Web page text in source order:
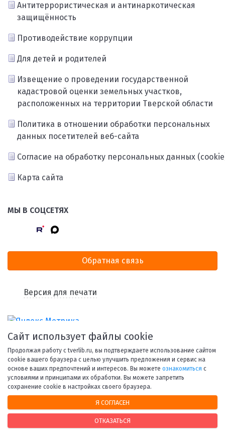
Антитеррористическая и антинаркотическая
защищённость
Противодействие коррупции
Для детей и родителей
Извещение о проведении государственной
кадастровой оценки земельных участков,
расположенных на территории Тверской области
Политика в отношении обработки персональных
данных посетителей веб-сайта
Согласие на обработку персональных данных
Карта сайта
МЫ В СОЦСЕТЯХ
Обратная связь
Версия для печати
© 1998-2026 Тверская областная библиотека им. А. М.
Горького.
При использовании материалов сайта ссылка на
Сайт использует файлы cookie
Продолжая работу с tverlib.ru, вы подтверждаете использование сайтом
cookie вашего браузера с целью улучшить предложения и сервис на
основе ваших предпочтений и интересов. Вы можете ознакомиться с
условиями и принципами их обработки. Вы можете запретить
сохранение cookie в настройках своего браузера.
Я СОГЛАСЕН
ОТКАЗАТЬСЯ